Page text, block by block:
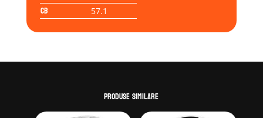
CB 57.1
Produse similare